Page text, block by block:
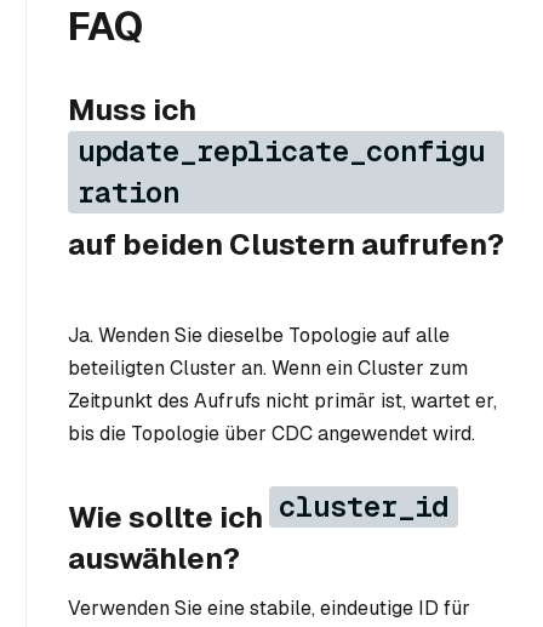
FAQ
Muss ich
update_replicate_configu
ration
auf beiden Clustern aufrufen?
Ja. Wenden Sie dieselbe Topologie auf alle
beteiligten Cluster an. Wenn ein Cluster zum
Zeitpunkt des Aufrufs nicht primär ist, wartet er,
bis die Topologie über CDC angewendet wird.
Wie sollte ich cluster_id
auswählen?
Verwenden Sie eine stabile, eindeutige ID für